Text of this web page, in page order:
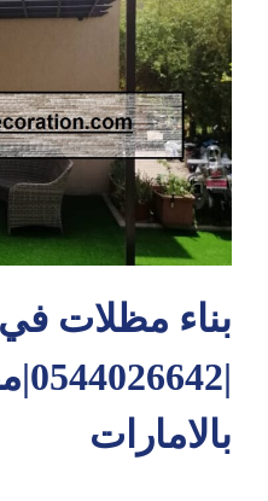
بناء مظلات
بالامارات